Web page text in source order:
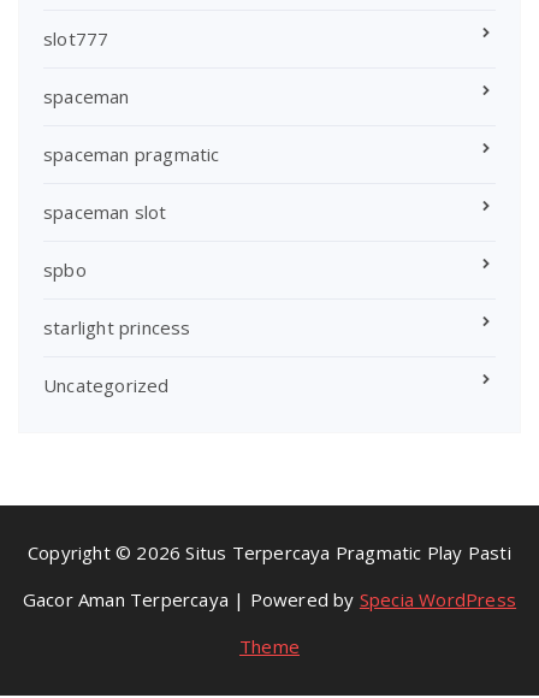
slot777
spaceman
spaceman pragmatic
spaceman slot
spbo
starlight princess
Uncategorized
Copyright © 2026 Situs Terpercaya Pragmatic Play Pasti
Gacor Aman Terpercaya | Powered by Specia WordPress
Theme